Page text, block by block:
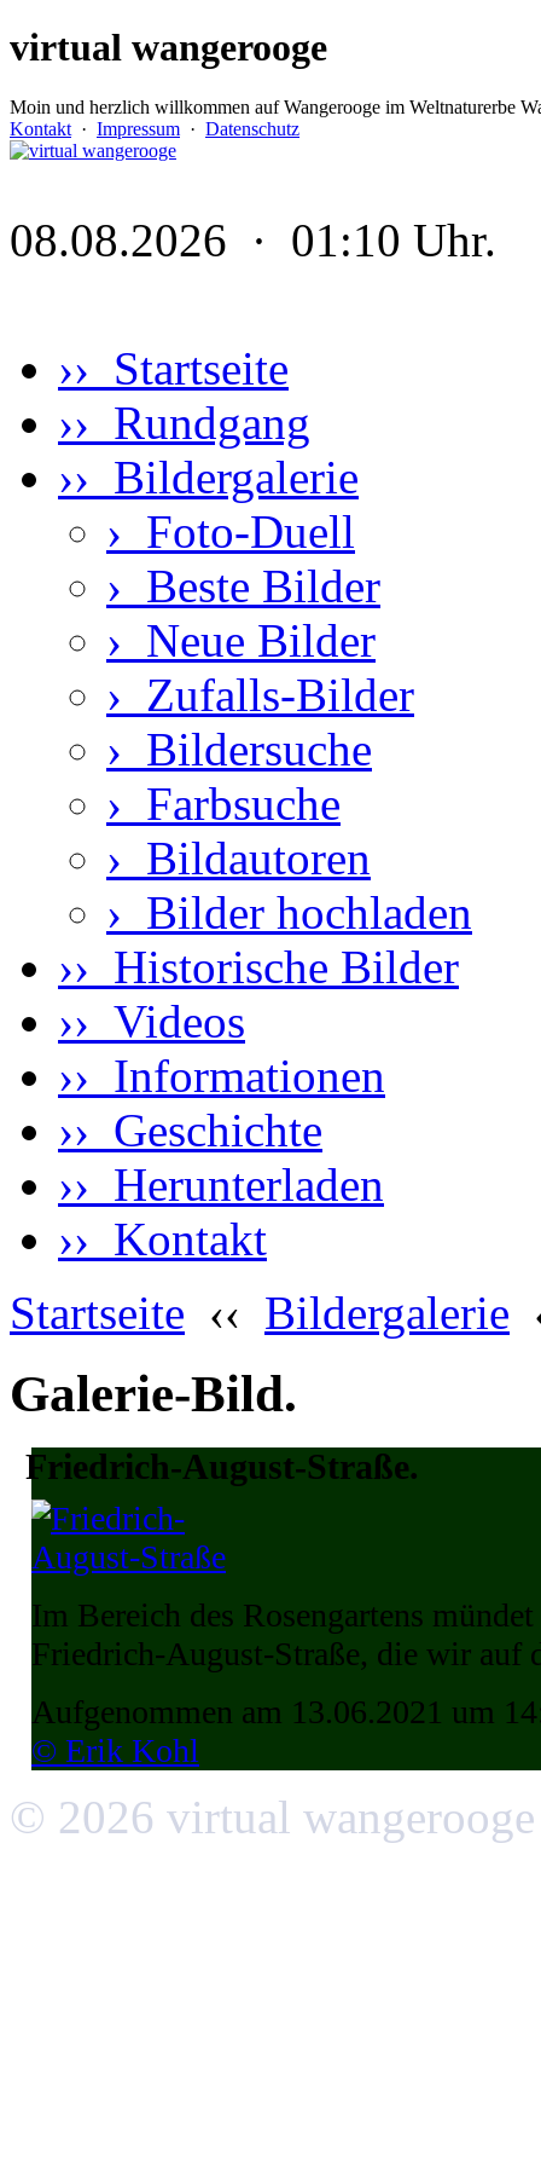
virtual wangerooge
Moin und herzlich willkommen auf Wangerooge im Weltnaturerbe
Kontakt · Impressum · Datenschutz
08.08.2026 · 01:10 Uhr.
›› Startseite
›› Rundgang
›› Bildergalerie
› Foto-Duell
› Beste Bilder
› Neue Bilder
› Zufalls-Bilder
› Bildersuche
› Farbsuche
› Bildautoren
› Bilder hochladen
›› Historische Bilder
›› Videos
›› Informationen
›› Geschichte
›› Herunterladen
›› Kontakt
Startseite ‹‹ Bildergalerie
Galerie-Bild.
Friedrich-August-Straße.
Im Bereich des Rosengartens
Friedrich-August-Straße, die wir auf
Aufgenommen am 13.06.2021 um
© Erik Kohl
© 2026 virtual wangerooge